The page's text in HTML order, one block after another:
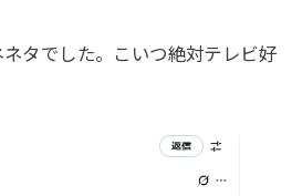
タでした。こいつ絶対テレビ好